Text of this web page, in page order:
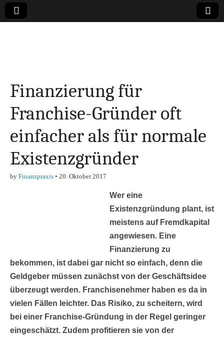
Finanzen,
Marketing-, Vertrieb-
& Investment-Tipps
Finanzierung für
Franchise-Gründer oft
einfacher als für normale
Existenzgründer
by Finanzpraxis • 20. Oktober 2017
Wer eine
Existenzgründung plant, ist
meistens auf Fremdkapital
angewiesen. Eine
Finanzierung zu
bekommen, ist dabei gar nicht so einfach, denn die
Geldgeber müssen zunächst von der Geschäftsidee
überzeugt werden. Franchisenehmer haben es da in
vielen Fällen leichter. Das Risiko, zu scheitern, wird
bei einer Franchise-Gründung in der Regel geringer
eingeschätzt. Zudem profitieren sie von der